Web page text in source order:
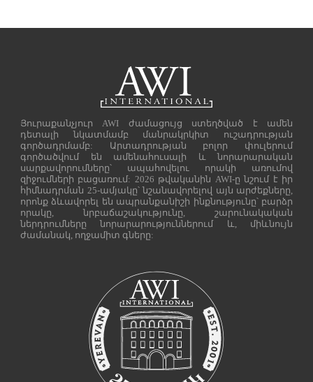
Յուրաքանչյուր AWI ժամացույց ստեղծված է ամեն
դետալի նկատմամբ մանրակրկիտ ուշադրության
գործադրմամբ: Արտադրության բոլոր փուլերում
գործածվում են ամենահուսալի և նորարարական
սարքավորումները՝ ապահովելու որակի առումով
զիջումների բացառում: 2026 թվականին AWI-ը նշում է իր
հիմնադրման 25-ամյակը՝ նշանավորելով այն արժեքները,
որոնք ձևավորել են ապրանքանիշի ինքնությունը՝ բարձր
որակը, նրբաճաշակությունը, շարունակական
ներդրումները նորարարություններում և, միևնույն
ժամանակ, ողջամիտ գները: